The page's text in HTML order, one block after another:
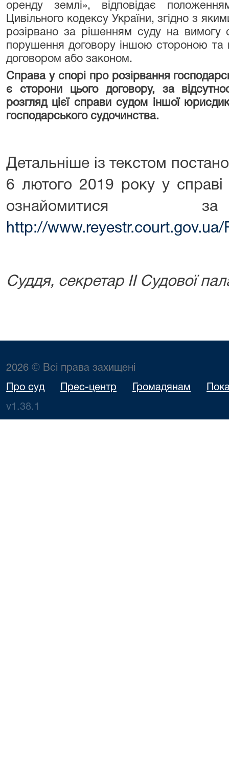
оренду землі», відповідає
Цивільного кодексу України, згідно з
розірвано за рішенням суду на вимогу
порушення договору іншою стороною та
договором або законом.
Справа у спорі про розірвання
є сторони цього договору, за
розгляд цієї справи судом іншої
господарського судочинства.
Детальніше із текстом
6 лютого 2019 року у
ознайомитися
http://
Суддя, секретар ІІ Судової
2026 © Всі права захищені
Про суд Прес-центр Громадянам
v1.38.1